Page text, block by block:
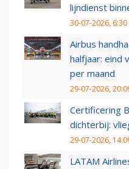
lijndienst
30-07-2026, 6:30
Airbus
halfjaar: eind
per maand
29-07-2026,
Certificering
dichterbij:
29-07-2026,
LATAM